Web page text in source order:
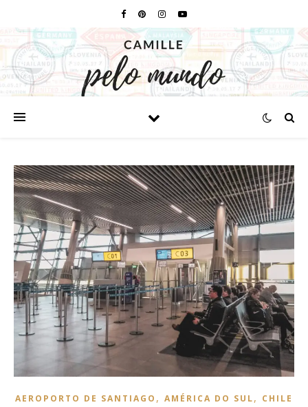
AEROPORTO DE SANTIAGO , AMÉRICA DO SUL, CHILE